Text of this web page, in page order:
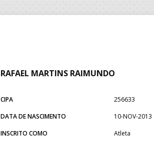
RAFAEL MARTINS RAIMUNDO
CIPA
256633
DATA DE NASCIMENTO
10-NOV-2013
INSCRITO COMO
Atleta